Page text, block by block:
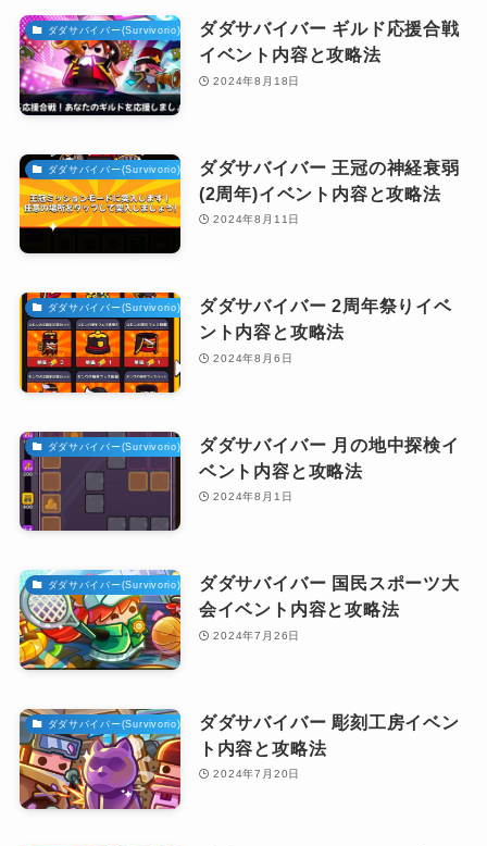
ダダサバイバー(Survivorio)攻略ダダサバイバー ギルド応援合戦
イベント内容と攻略法
2024年8月18日
ダダサバイバー(Survivorio)攻略ダダサバイバー 王冠の神経衰弱
(2周年)イベント内容と攻略法
2024年8月11日
ダダサバイバー(Survivorio)攻略ダダサバイバー 2周年祭りイベ
ント内容と攻略法
2024年8月6日
ダダサバイバー(Survivorio)攻略ダダサバイバー 月の地中探検イ
ベント内容と攻略法
2024年8月1日
ダダサバイバー(Survivorio)攻略ダダサバイバー 国民スポーツ大
会イベント内容と攻略法
2024年7月26日
ダダサバイバー(Survivorio)攻略ダダサバイバー 彫刻工房イベン
ト内容と攻略法
2024年7月20日